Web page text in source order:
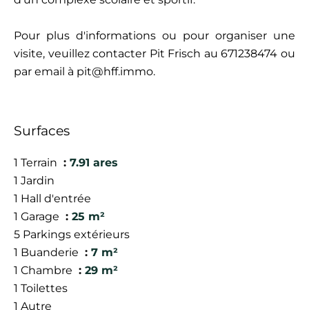
Pour plus d'informations ou pour organiser une
visite, veuillez contacter Pit Frisch au 671238474 ou
par email à pit@hff.immo.
Surfaces
1 Terrain
7.91 ares
1 Jardin
1 Hall d'entrée
1 Garage
25 m²
5 Parkings extérieurs
1 Buanderie
7 m²
1 Chambre
29 m²
1 Toilettes
1 Autre